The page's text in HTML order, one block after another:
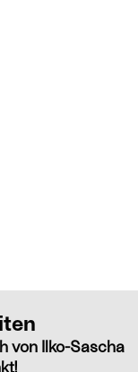
von Ilko-Sascha